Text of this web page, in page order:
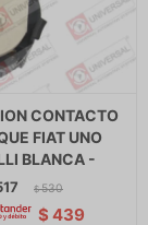
CONTACTO
FIAT UNO
BLANCA -
$ 530
$ 439